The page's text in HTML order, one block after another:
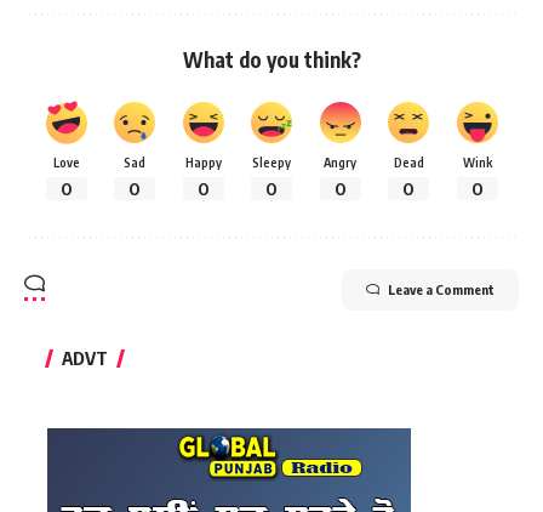
What do you think?
Love
0
Sad
0
Happy
0
Sleepy
0
Angry
0
Dead
0
Wink
0
Leave a Comment
ADVT